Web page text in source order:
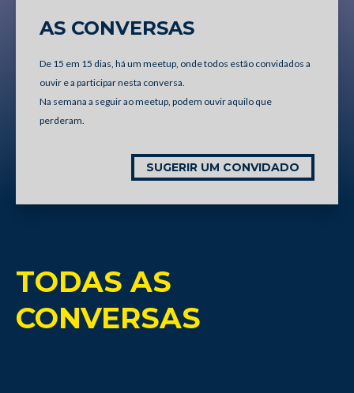
AS CONVERSAS
De 15 em 15 dias, há um meetup, onde todos estão convidados a
ouvir e a participar nesta conversa.
Na semana a seguir ao meetup, podem ouvir aquilo que
perderam.
SUGERIR UM CONVIDADO
TODAS AS
CONVERSAS